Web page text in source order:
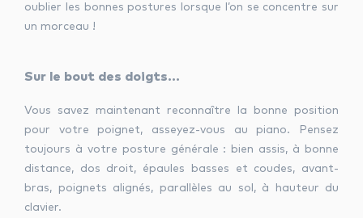
oublier les bonnes postures lorsque l’on se concentre sur
un morceau !
Sur le bout des doigts…
Vous savez maintenant reconnaître la bonne position
pour votre poignet, asseyez-vous au piano. Pensez
toujours à votre posture générale : bien assis, à bonne
distance, dos droit, épaules basses et coudes, avant-
bras, poignets alignés, parallèles au sol, à hauteur du
clavier.